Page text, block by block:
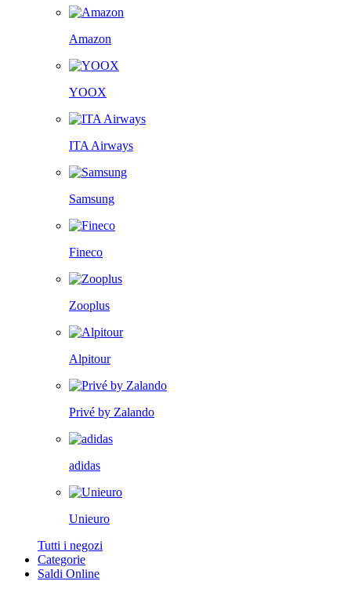
Amazon
YOOX
ITA Airways
Samsung
Fineco
Zooplus
Alpitour
Privé by Zalando
adidas
Unieuro
Tutti i negozi
Categorie
Saldi Online